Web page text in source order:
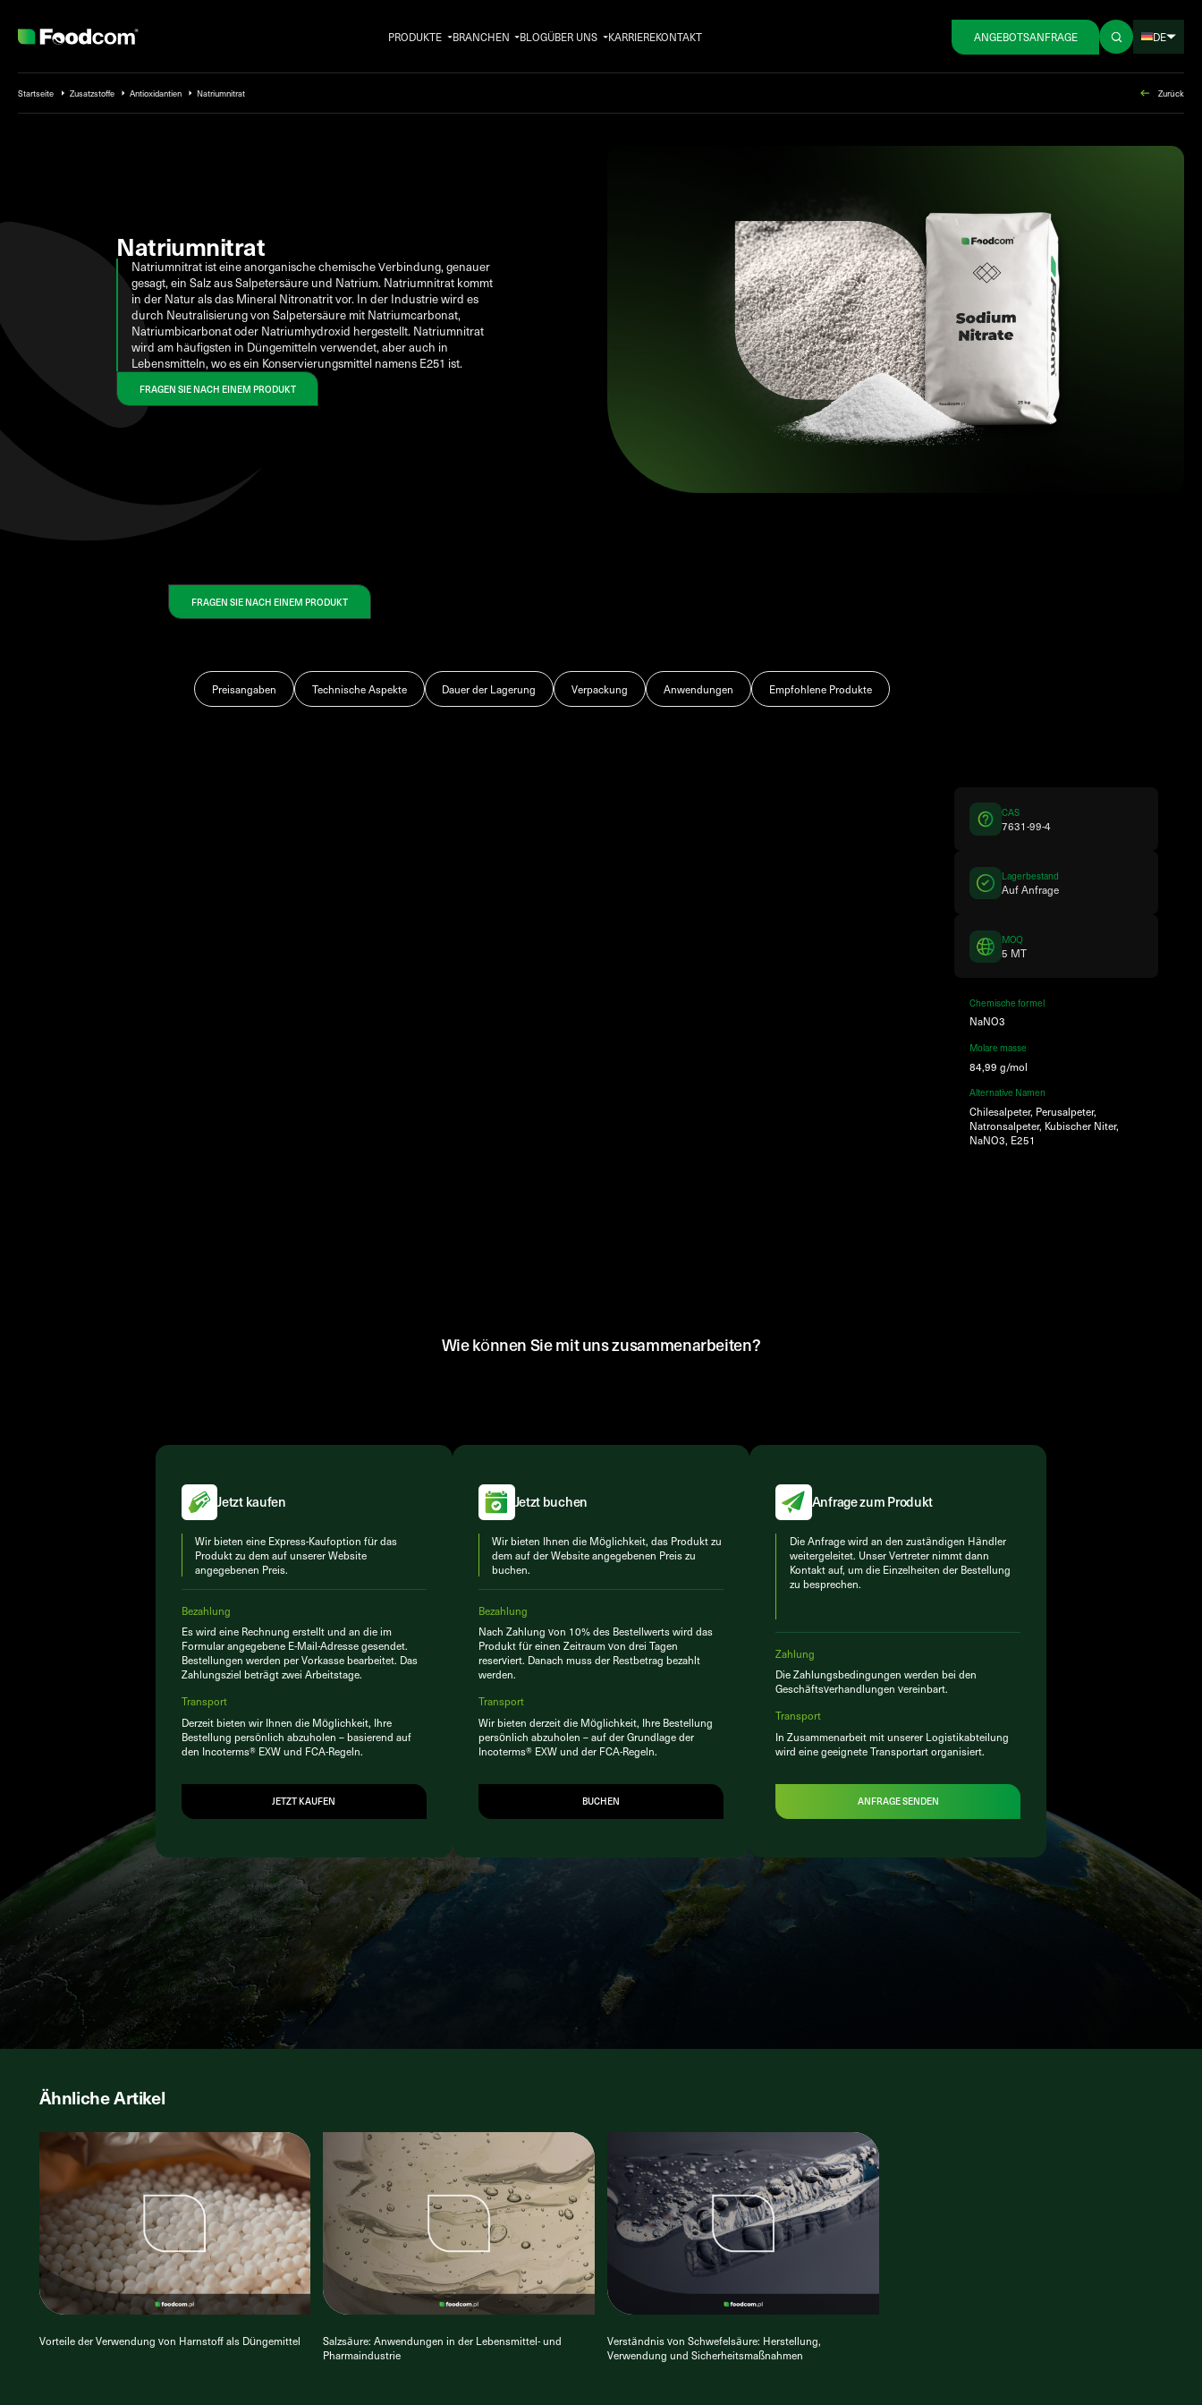
PRODUKTE BRANCHEN BLOGÜBER UNS KARRIEREKONTAKT ANGEBOTSANFRAGE DE
Startseite Zusatzstoffe Antioxidantien Natriumnitrat Zurück
Natriumnitrat
Natriumnitrat ist eine anorganische chemische Verbindung, genauer
gesagt, ein Salz aus Salpetersäure und Natrium. Natriumnitrat kommt
in der Natur als das Mineral Nitronatrit vor. In der Industrie wird es
durch Neutralisierung von Salpetersäure mit Natriumcarbonat,
Natriumbicarbonat oder Natriumhydroxid hergestellt. Natriumnitrat
wird am häufigsten in Düngemitteln verwendet, aber auch in
Lebensmitteln, wo es ein Konservierungsmittel namens E251 ist.
FRAGEN SIE NACH EINEM PRODUKT
FRAGEN SIE NACH EINEM PRODUKT
Preisangaben Technische Aspekte Dauer der Lagerung Verpackung Anwendungen Empfohlene Produkte
CAS
7631-99-4
Lagerbestand
Auf Anfrage
MOQ
5 MT
Chemische formel
NaNO3
Molare masse
84,99 g/mol
Alternative Namen
Chilesalpeter, Perusalpeter,
Natronsalpeter, Kubischer Niter,
NaNO3, E251
Wie können Sie mit uns zusammenarbeiten?
Jetzt kaufen
Wir bieten eine Express-Kaufoption für das
Produkt zu dem auf unserer Website
angegebenen Preis.
Bezahlung
Es wird eine Rechnung erstellt und an die im
Formular angegebene E-Mail-Adresse gesendet.
Bestellungen werden per Vorkasse bearbeitet. Das
Zahlungsziel beträgt zwei Arbeitstage.
Transport
Derzeit bieten wir Ihnen die Möglichkeit, Ihre
Bestellung persönlich abzuholen – basierend auf
den Incoterms® EXW und FCA-Regeln.
JETZT KAUFEN
Jetzt buchen
Wir bieten Ihnen die Möglichkeit, das Produkt zu
dem auf der Website angegebenen Preis zu
buchen.
Bezahlung
Nach Zahlung von 10% des Bestellwerts wird das
Produkt für einen Zeitraum von drei Tagen
reserviert. Danach muss der Restbetrag bezahlt
werden.
Transport
Wir bieten derzeit die Möglichkeit, Ihre Bestellung
persönlich abzuholen – auf der Grundlage der
Incoterms® EXW und der FCA-Regeln.
BUCHEN
Anfrage zum Produkt
Die Anfrage wird an den zuständigen Händler
weitergeleitet. Unser Vertreter nimmt dann
Kontakt auf, um die Einzelheiten der Bestellung
zu besprechen.
Zahlung
Die Zahlungsbedingungen werden bei den
Geschäftsverhandlungen vereinbart.
Transport
In Zusammenarbeit mit unserer Logistikabteilung
wird eine geeignete Transportart organisiert.
ANFRAGE SENDEN
Ähnliche Artikel
Vorteile der Verwendung von Harnstoff als Düngemittel
Salzsäure: Anwendungen in der Lebensmittel- und
Pharmaindustrie
Verständnis von Schwefelsäure: Herstellung,
Verwendung und Sicherheitsmaßnahmen